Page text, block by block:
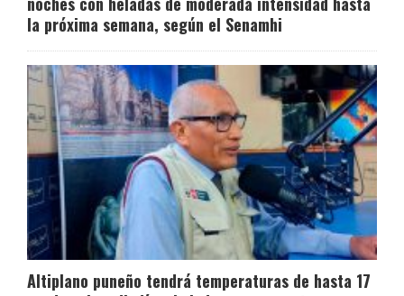
la próxima semana, según el Senamhi
Altiplano puneño tendrá temperaturas de hasta 17